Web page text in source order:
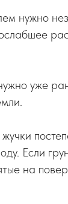
нужно
уже
Если
на